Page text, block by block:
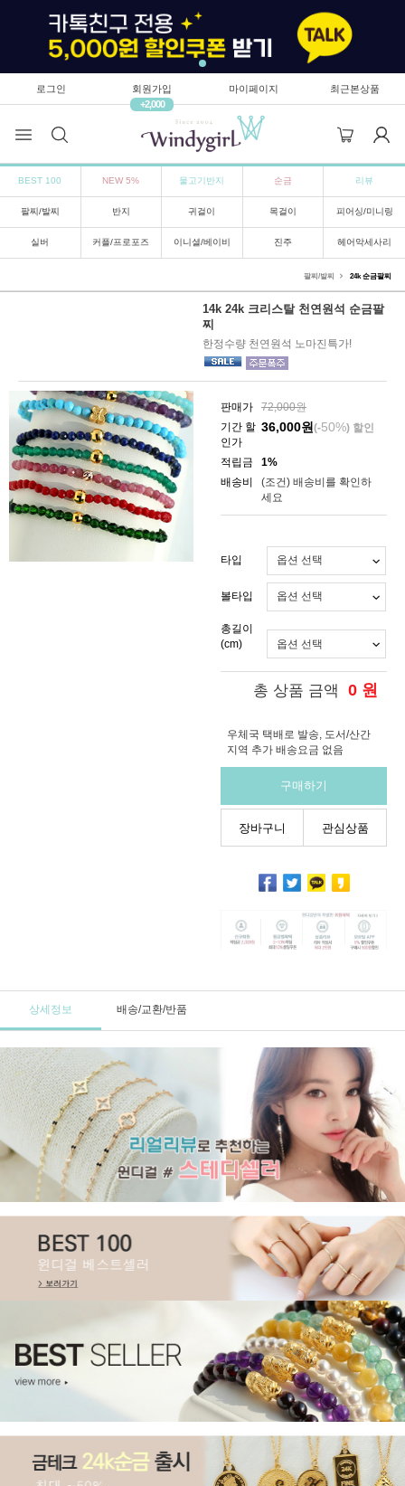
로그인
회원가입
+2,000
마이페이지 최근본상품
BEST 100 NEW 5% 물고기반지 순금 리뷰
팔찌/발찌 반지 귀걸이 목걸이 피어싱/미니링
실버 커플/프로포즈 이니셜/베이비 진주 헤어악세사리
팔찌/발찌 24k 순금팔찌
14k 24k 크리스탈 천연원석 순금팔
찌
한정수량 천연원석 노마진특가!
판매가
72,000원
기간 할
인가
36,000원 (-50%) 할인
적립금
1%
배송비
(조건) 배송비를 확인하
세요
타입
볼타입
총길이
(cm)
총 상품 금액 0 원
우체국 택배로 발송, 도서/산간
지역 추가 배송요금 없음
구매하기
장바구니 관심상품
상세정보 배송/교환/반품